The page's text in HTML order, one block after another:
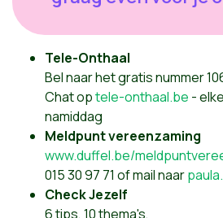
Tele-Onthaal
Bel naar het gratis nummer
Chat optele-onthaal.be -
namiddag
Meldpunt vereenzaming
www.duffel.be/
015 30 97 71 of mail naar
Check Jezelf
6 tips, 10 thema's,